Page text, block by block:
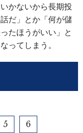
かないから長期投
だ」とか「何が儲
たほうがいい」と
ってしまう。
5 6